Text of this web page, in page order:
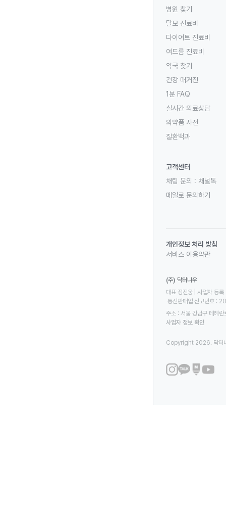
병원 찾기
탈모 진료비
다이어트 진료비
여드름 진료비
약국 찾기
건강 매거진
1분 FAQ
실시간 의료상담
의약품 사전
질환백과
고객센터
채팅 문의 : 채널톡
메일로 문의하기
개인정보 처리 방침
서비스 이용약관
(주) 닥터나우
대표 정진웅 | 사업자
통신판매업 신고번호
주소 : 서울 강남구 테헤
사업자 정보 확인
Copyright 2026. 닥터